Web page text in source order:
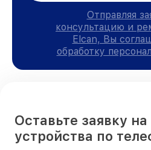
Отправляя
консультацию и
Elcan, Вы
обработку
Оставьте заявку
устройства по